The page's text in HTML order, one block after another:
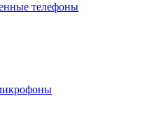
телефоны